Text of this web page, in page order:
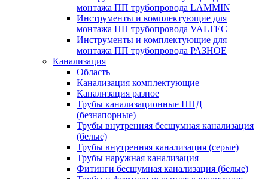
монтажа ПП трубопровода LAMMIN
Инструменты и комплектующие для
монтажа ПП трубопровода VALTEC
Инструменты и комплектующие для
монтажа ПП трубопровода РАЗНОЕ
Канализация
Область
Канализация комплектующие
Канализация разное
Трубы канализационные ПНД
(безнапорные)
Трубы внутренняя бесшумная канализация
(белые)
Трубы внутренняя канализация (серые)
Трубы наружная канализация
Фитинги бесшумная канализация (белые)